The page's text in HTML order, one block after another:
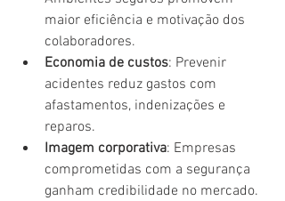
maior eficiência e motivação dos
colaboradores.
Economia de custos: Prevenir
acidentes reduz gastos com
afastamentos, indenizações e
reparos.
Imagem corporativa: Empresas
comprometidas com a segurança
ganham credibilidade no mercado.